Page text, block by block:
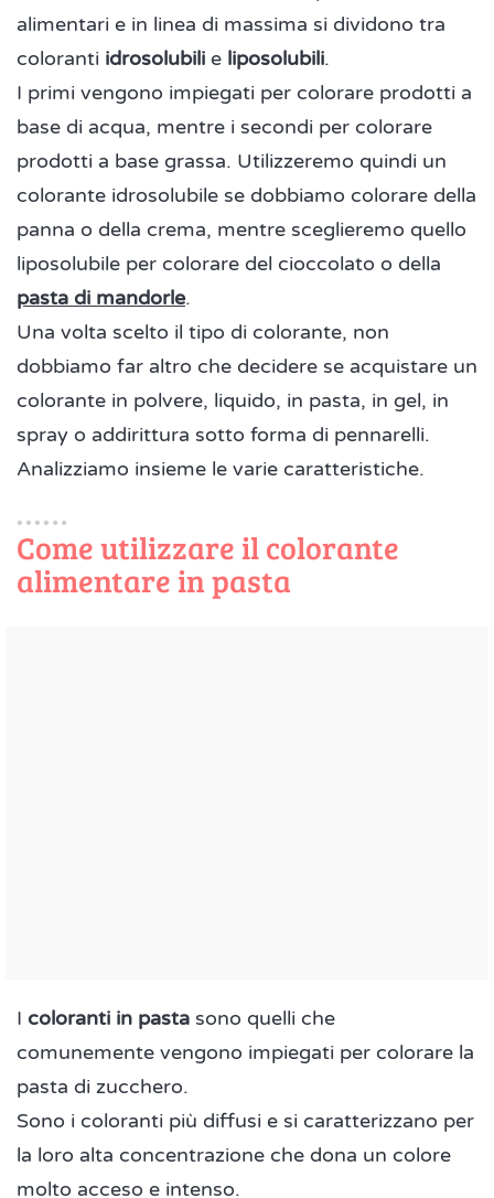
alimentari e in linea di massima si dividono tra
coloranti idrosolubili e liposolubili.
I primi vengono impiegati per colorare prodotti a
base di acqua, mentre i secondi per colorare
prodotti a base grassa. Utilizzeremo quindi un
colorante idrosolubile se dobbiamo colorare della
panna o della crema, mentre sceglieremo quello
liposolubile per colorare del cioccolato o della
pasta di mandorle.
Una volta scelto il tipo di colorante, non
dobbiamo far altro che decidere se acquistare un
colorante in polvere, liquido, in pasta, in gel, in
spray o addirittura sotto forma di pennarelli.
Analizziamo insieme le varie caratteristiche.
Come utilizzare il colorante
alimentare in pasta
I coloranti in pasta sono quelli che
comunemente vengono impiegati per colorare la
pasta di zucchero.
Sono i coloranti più diffusi e si caratterizzano per
la loro alta concentrazione che dona un colore
molto acceso e intenso.